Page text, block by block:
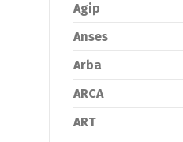
Agip
Anses
Arba
ARCA
ART